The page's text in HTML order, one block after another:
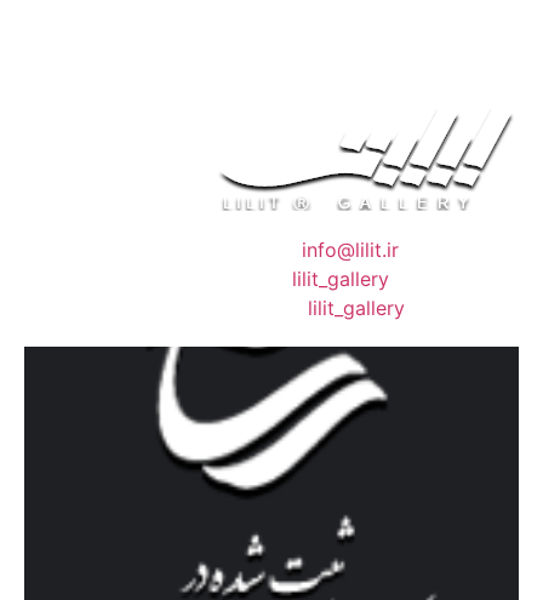
info@lilit.ir
lilit_gallery
lilit_gallery